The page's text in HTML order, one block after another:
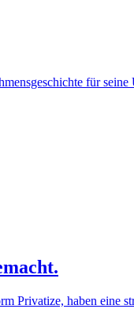
für
Privatize, haben eine